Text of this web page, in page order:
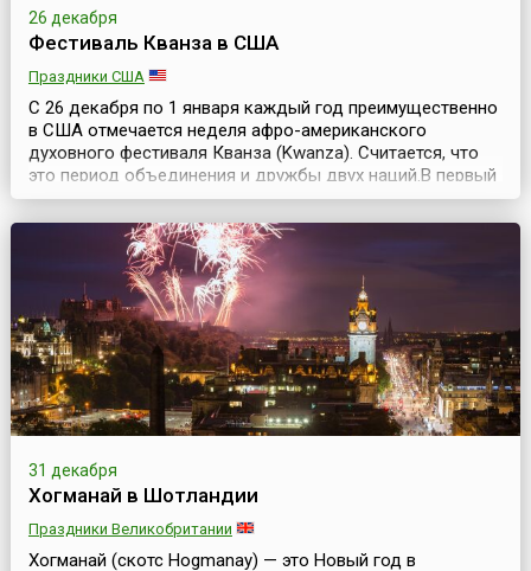
26 декабря
Фестиваль Кванза в США
Праздники США
С 26 декабря по 1 января каждый год преимущественно
в США отмечается неделя афро-американского
духовного фестиваля Кванза (Kwanza). Считается, что
это период объединения и дружбы двух наций.В первый
раз неделя Кванза проходила с 26 декабря 1966 года по
1 января 1967 года.В праздничную неделю, сразу после
Рождества, афро-американцы каждый вечер
собираются за большим столом, зажигают свечи (...
31 декабря
Хогманай в Шотландии
Праздники Великобритании
Хогманай (скотс Hogmanay) — это Новый год в